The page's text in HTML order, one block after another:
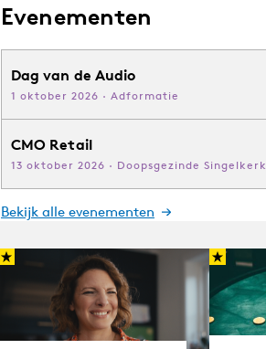
Evenementen
Dag van de Audio
1 oktober 2026 · Adformatie
CMO Retail
13 oktober 2026 · Doopsgezinde Singelkerk
Bekijk alle evenementen